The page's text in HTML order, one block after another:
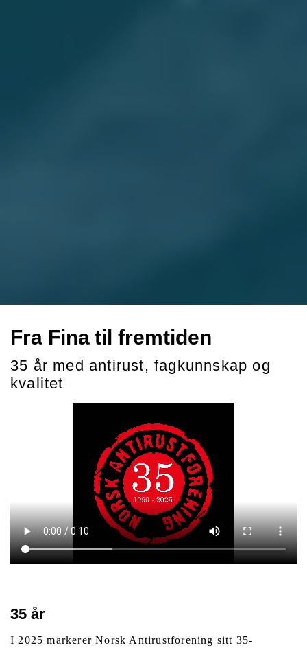
Fra Fina til fremtiden
35 år med antirust, fagkunnskap og
kvalitet
35 år
I 2025 markerer Norsk Antirustforening sitt 35-